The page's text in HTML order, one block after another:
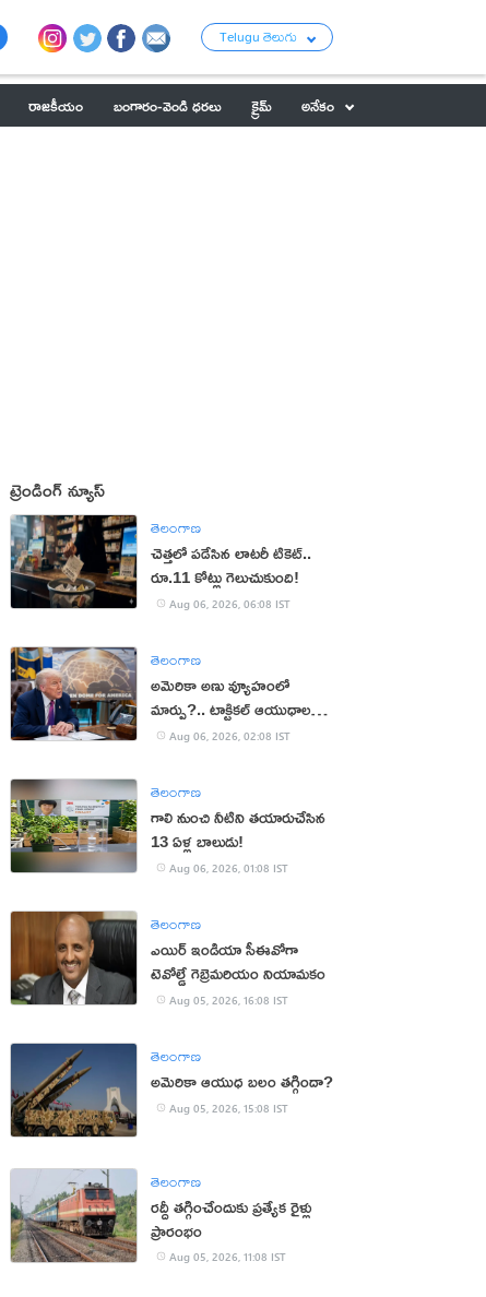
Telugu తెలుగు
రాజకీయం బంగారం-వెండి ధరలు క్రైమ్
అనేకం
ట్రెండింగ్ న్యూస్
తెలంగాణ
చెత్తలో పడేసిన లాటరీ టికెట్..
రూ.11 కోట్లు గెలుచుకుంది!
Aug 06, 2026, 06:08 IST
తెలంగాణ
అమెరికా అణు వ్యూహంలో
మార్పు?.. టాక్టికల్ ఆయుధాలకు
ప్రాధాన్యం!
Aug 06, 2026, 02:08 IST
తెలంగాణ
గాలి నుంచి నీటిని తయారుచేసిన
13 ఏళ్ల బాలుడు!
Aug 06, 2026, 01:08 IST
తెలంగాణ
ఎయిర్ ఇండియా సీఈవోగా
టెవోల్డే గెబ్రెమరియం నియామకం
Aug 05, 2026, 16:08 IST
తెలంగాణ
అమెరికా ఆయుధ బలం తగ్గిందా?
Aug 05, 2026, 15:08 IST
తెలంగాణ
రద్దీ తగ్గించేందుకు ప్రత్యేక రైళ్లు
ప్రారంభం
Aug 05, 2026, 11:08 IST